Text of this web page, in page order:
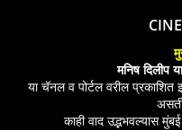
मनिष दिलीप
या चॅनल व पोर्टल वरील
काही वाद उद्भभवल्यास